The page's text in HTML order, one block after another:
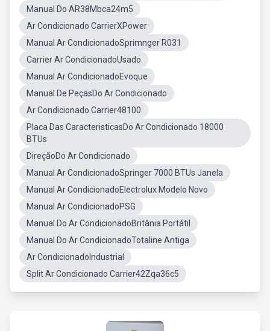
Manual Do AR38Mbca24m5
Ar Condicionado CarrierXPower
Manual Ar CondicionadoSprimnger R031
Carrier Ar CondicionadoUsado
Manual Ar CondicionadoEvoque
Manual De PeçasDo Ar Condicionado
Ar Condicionado Carrier48100
Placa Das CaracteristicasDo Ar Condicionado 18000
BTUs
DireçãoDo Ar Condicionado
Manual Ar CondicionadoSpringer 7000 BTUs Janela
Manual Ar CondicionadoElectrolux Modelo Novo
Manual Ar CondicionadoPSG
Manual Do Ar CondicionadoBritânia Portátil
Manual Do Ar CondicionadoTotaline Antiga
Ar CondicionadoIndustrial
Split Ar Condicionado Carrier42Zqa36c5